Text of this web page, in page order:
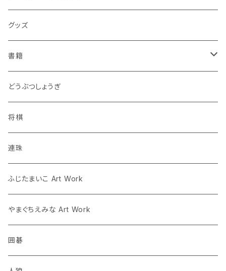
グッズ
書籍
連珠
ツイクスト
将棋
囲碁
人狼
どうぶつしょうぎ
将棋
連珠
ふじたまいこ Art Work
やまぐちえみな Art Work
囲碁